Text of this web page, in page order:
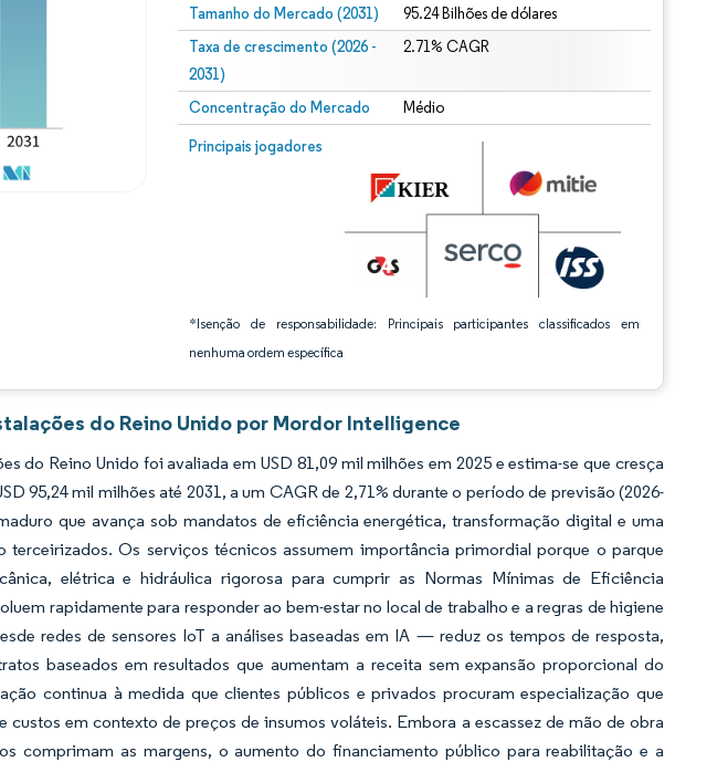
Tamanho do Mercado (2031) 95.24 Bilhões de dólares
Taxa de crescimento (2026 -
2031)
2.71% CAGR
Concentração do Mercado Médio
Principais jogadores
*Isenção de responsabilidade: Principais participantes classificados em
nenhuma ordem específica
Imagem © Mordor Intelligence. O reuso requer atribuição conforme CC BY 4.0.
do Reino Unido por Mordor Intelligence
do Reino Unido foi avaliada em USD 81,09 mil milhões em 2025 e estima-se que cresça
95,24 mil milhões até 2031, a um CAGR de 2,71% durante o período de previsão (2026-
que avança sob mandatos de eficiência energética, transformação digital e uma
terceirizados. Os serviços técnicos assumem importância primordial porque o parque
elétrica e hidráulica rigorosa para cumprir as Normas Mínimas de Eficiência
rapidamente para responder ao bem-estar no local de trabalho e a regras de higiene
redes de sensores IoT a análises baseadas em IA — reduz os tempos de resposta,
baseados em resultados que aumentam a receita sem expansão proporcional do
continua à medida que clientes públicos e privados procuram especialização que
em contexto de preços de insumos voláteis. Embora a escassez de mão de obra
comprimam as margens, o aumento do financiamento público para reabilitação e a